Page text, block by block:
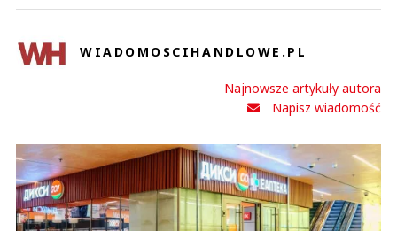
WIADOMOSCIHANDLOWE.PL
Najnowsze artykuły autora
Napisz wiadomość